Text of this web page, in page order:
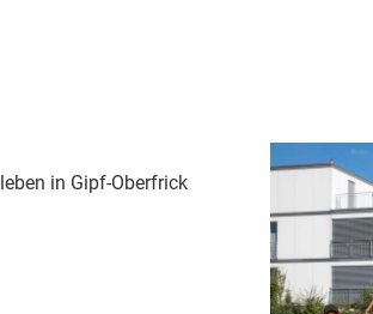
in Gipf-Oberfrick